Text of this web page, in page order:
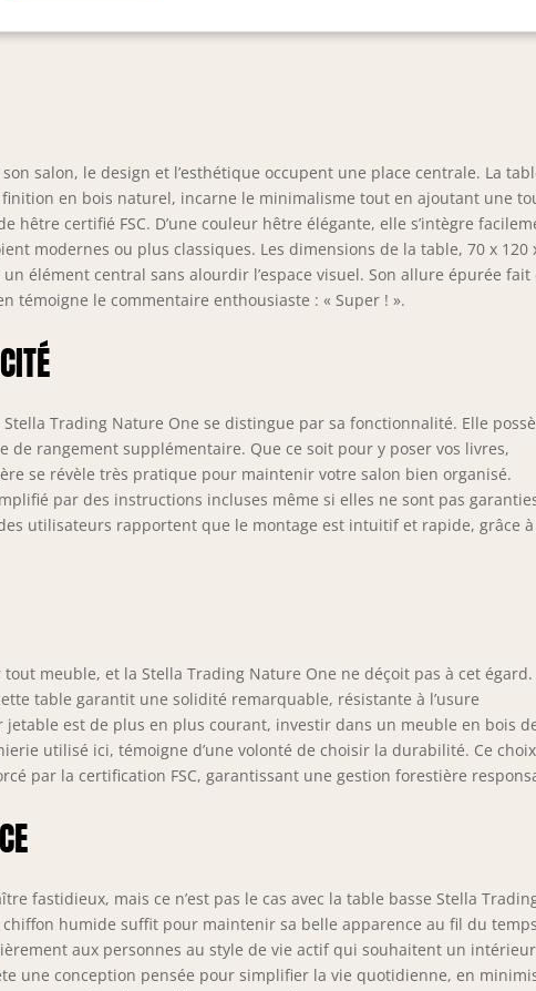
parfaitement dans le cadre de la série Nature One. En outre, son
est notre passion. Nous sommes synonymes de qualité supérieure
et c'est la raison pour laquelle nous travaillons uniquement avec des
fournisseurs soigneusement sélectionnés et renommés.
salon, le design et l’esthétique occupent une place centrale. La
finition en bois naturel, incarne le minimalisme tout en ajoutant une
hêtre certifié FSC. D’une couleur hêtre élégante, elle s’intègre
modernes ou plus classiques. Les dimensions de la table, 70 x 120
élément central sans alourdir l’espace visuel. Son allure épurée fait
témoigne le commentaire enthousiaste : « Super ! ».
Trading Nature One se distingue par sa fonctionnalité. Elle
de rangement supplémentaire. Que ce soit pour y poser vos livres,
se révèle très pratique pour maintenir votre salon bien organisé.
par des instructions incluses même si elles ne sont pas
utilisateurs rapportent que le montage est intuitif et rapide, grâce
meuble, et la Stella Trading Nature One ne déçoit pas à cet égard.
table garantit une solidité remarquable, résistante à l’usure
est de plus en plus courant, investir dans un meuble en bois
utilisé ici, témoigne d’une volonté de choisir la durabilité. Ce choix
par la certification FSC, garantissant une gestion forestière
fastidieux, mais ce n’est pas le cas avec la table basse Stella
chiffon humide suffit pour maintenir sa belle apparence au fil du
aux personnes au style de vie actif qui souhaitent un intérieur
une conception pensée pour simplifier la vie quotidienne, en